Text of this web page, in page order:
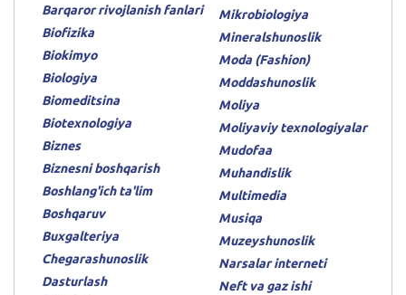
Barqaror rivojlanish fanlari
Biofizika
Biokimyo
Biologiya
Biomeditsina
Biotexnologiya
Biznes
Biznesni boshqarish
Boshlang'ich ta'lim
Boshqaruv
Buxgalteriya
Chegarashunoslik
Dasturlash
Mikrobiologiya
Mineralshunoslik
Moda (Fashion)
Moddashunoslik
Moliya
Moliyaviy texnologiyalar
Mudofaa
Muhandislik
Multimedia
Musiqa
Muzeyshunoslik
Narsalar interneti
Neft va gaz ishi